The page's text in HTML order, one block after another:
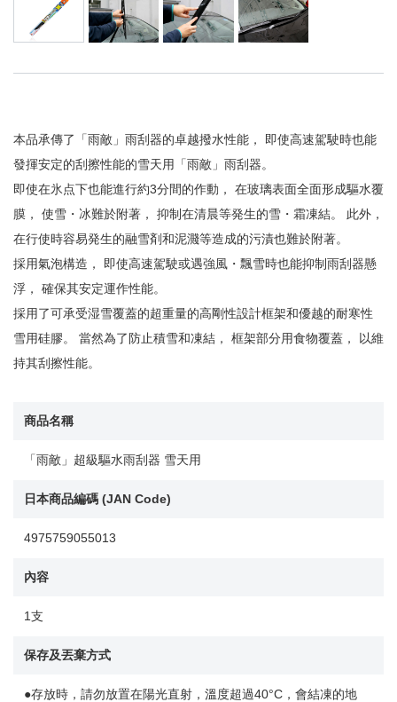
本品承傳了「雨敵」雨刮器的卓越撥水性能， 即使高速駕駛時也能
發揮安定的刮擦性能的雪天用「雨敵」雨刮器。
即使在氷点下也能進行約3分間的作動， 在玻璃表面全面形成驅水覆
膜， 使雪・冰難於附著， 抑制在清晨等発生的雪・霜凍結。 此外，
在行使時容易発生的融雪剤和泥濺等造成的污漬也難於附著。
採用氣泡構造， 即使高速駕駛或遇強風・飄雪時也能抑制雨刮器懸
浮， 確保其安定運作性能。
採用了可承受湿雪覆蓋的超重量的高剛性設計框架和優越的耐寒性
雪用硅膠。 當然為了防止積雪和凍結， 框架部分用食物覆蓋， 以維
持其刮擦性能。
商品名稱
「雨敵」超級驅水雨刮器 雪天用
日本商品編碼 (JAN Code)
4975759055013
內容
1支
保存及丟棄方式
●存放時，請勿放置在陽光直射，溫度超過40°C，會結凍的地